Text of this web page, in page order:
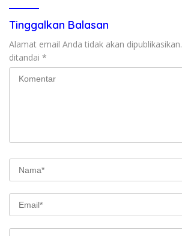
Tinggalkan Balasan
Alamat email Anda tidak akan dipublikasikan.
ditandai *